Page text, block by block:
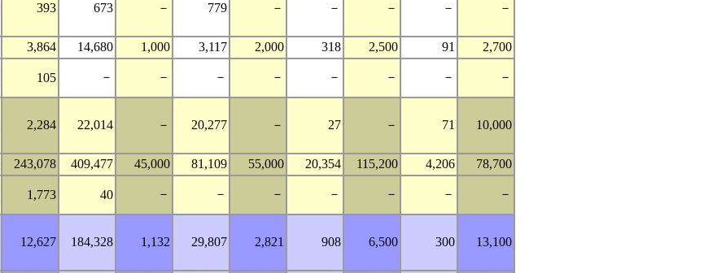
393 673 － 779 － － － － －
3,864 14,680 1,000 3,117 2,000 318 2,500 91
2,700
105 － － － － － － － －
2,284 22,014 － 20,277 － 27 － 71 10,000
243,078 409,477 45,000 81,109 55,000 20,354 115,200 4,206
78,700
1,773 40 － － － － － － －
12,627 184,328 1,132 29,807 2,821 908 6,500 300 13,100